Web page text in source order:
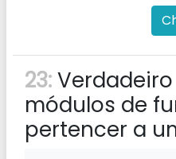
23:
módulos de
pertencer a